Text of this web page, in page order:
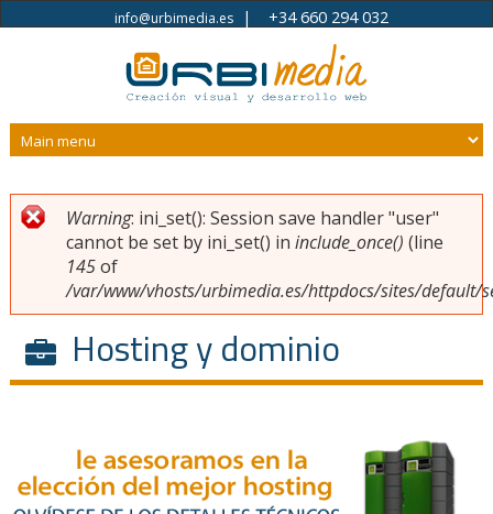
Pasar al contenido principal
info@urbimedia.es| +34 660 294 032
Usted está aquí
Mensaje de error
Warning: ini_set(): Session save handler "user"
cannot be set by ini_set() in include_once() (line
145of
/var/www/vhosts/urbimedia.es/httpdocs/sites/default/
Hosting y dominio